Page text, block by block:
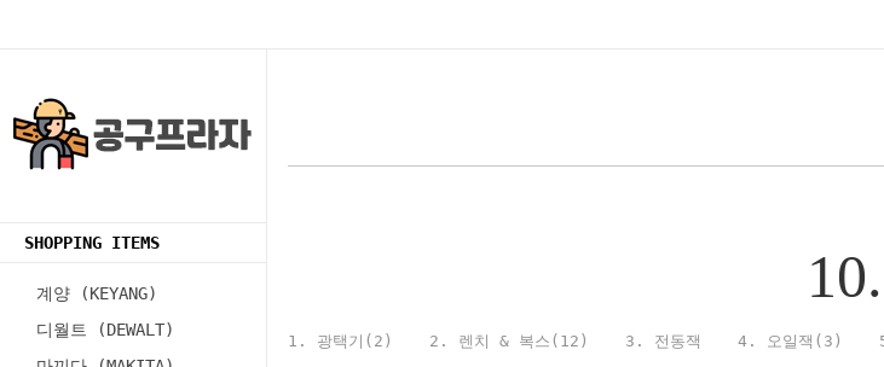
SHOPPING ITEMS
계양 (KEYANG)
디월트 (DEWALT)
1. 광택기(2) 2. 렌치 & 복스(12) 3. 전동잭 4. 오일잭(3)